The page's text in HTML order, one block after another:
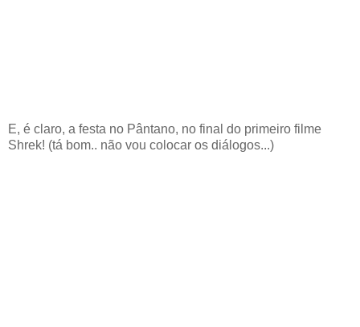
E, é claro, a festa no Pântano, no final do primeiro filme
Shrek! (tá bom.. não vou colocar os diálogos...)